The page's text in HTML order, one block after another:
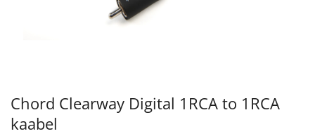
Chord Clearway Digital 1RCA to 1RCA
kaabel